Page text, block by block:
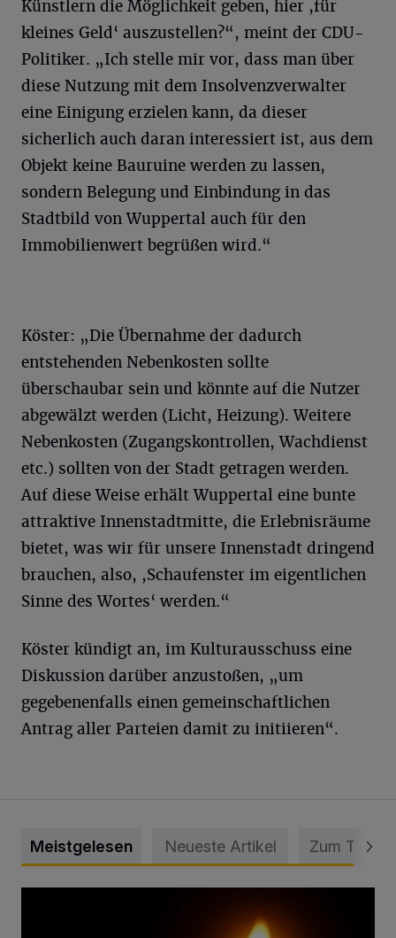
Künstlern die Möglichkeit geben, hier ,für
kleines Geld‘ auszustellen?“, meint der CDU-
Politiker. „Ich stelle mir vor, dass man über
diese Nutzung mit dem Insolvenzverwalter
eine Einigung erzielen kann, da dieser
sicherlich auch daran interessiert ist, aus dem
Objekt keine Bauruine werden zu lassen,
sondern Belegung und Einbindung in das
Stadtbild von Wuppertal auch für den
Immobilienwert begrüßen wird.“
Köster: „Die Übernahme der dadurch
entstehenden Nebenkosten sollte
überschaubar sein und könnte auf die Nutzer
abgewälzt werden (Licht, Heizung). Weitere
Nebenkosten (Zugangskontrollen, Wachdienst
etc.) sollten von der Stadt getragen werden.
Auf diese Weise erhält Wuppertal eine bunte
attraktive Innenstadtmitte, die Erlebnisräume
bietet, was wir für unsere Innenstadt dringend
brauchen, also, ,Schaufenster im eigentlichen
Sinne des Wortes‘ werden.“
Köster kündigt an, im Kulturausschuss eine
Diskussion darüber anzustoßen, „um
gegebenenfalls einen gemeinschaftlichen
Antrag aller Parteien damit zu initiieren“.
Meistgelesen Neueste Artikel Zum Thema